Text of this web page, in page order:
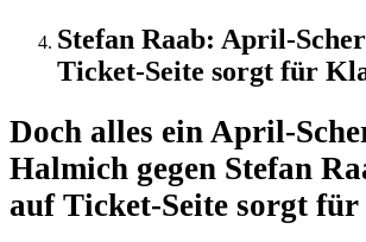
Stefan Raab: April-
Ticket-Seite sorgt für
Doch alles ein April-
Halmich gegen Stefan
auf Ticket-Seite sorgt